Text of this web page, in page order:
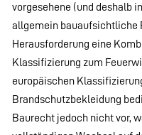
vorgesehene (und deshalb
allgemein bauaufsichtliche
Herausforderung eine
Klassifizierung zum
europäischen
Brandschutzbekleidung
Baurecht jedoch nicht vor,